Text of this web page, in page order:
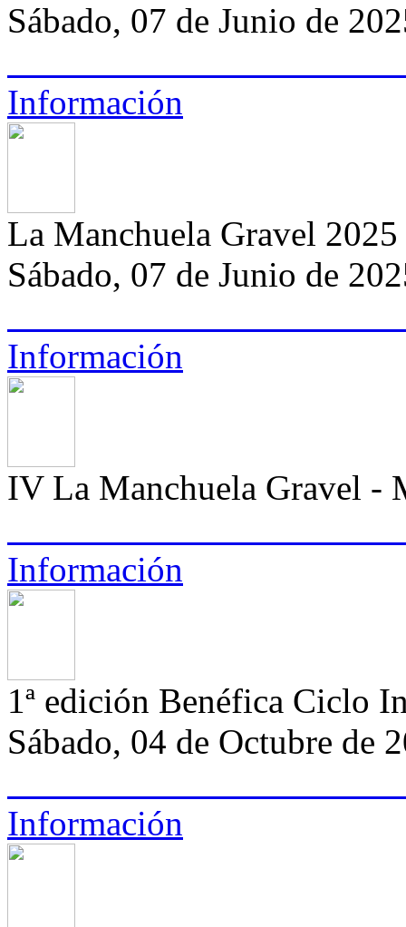
Sábado, 07 de Junio de
Información
La Manchuela Gravel
Sábado, 07 de Junio de
Información
IV La Manchuela Gravel
Información
1ª edición Benéfica Ciclo
Sábado, 04 de Octubre de
Información